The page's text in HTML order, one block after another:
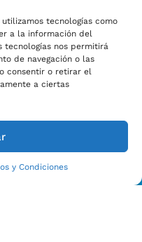
tecnologías como
a la información del
tecnologías nos permitirá
de navegación o las
consentir o retirar el
a ciertas
y Condiciones